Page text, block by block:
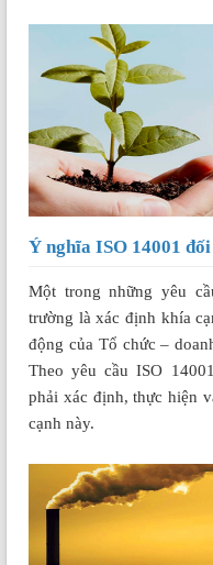
Ý nghĩa ISO 14001
Một trong những yêu
trường là xác định khía
động của Tổ chức –
Theo yêu cầu ISO
phải xác định, thực hiện
cạnh này.